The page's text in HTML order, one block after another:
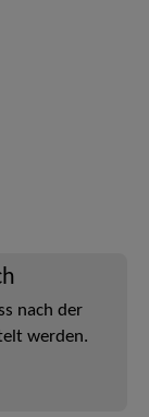
nach der
werden.